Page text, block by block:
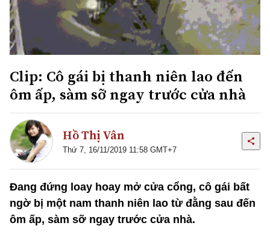
Clip: Cô gái bị thanh niên lao đến
ôm ấp, sàm sỡ ngay trước cửa nhà
Hồ Thị Vân
Thứ 7, 16/11/2019 11:58 GMT+7
Đang đứng loay hoay mở cửa cổng, cô gái bất
ngờ bị một nam thanh niên lao từ đằng sau đến
ôm ấp, sàm sỡ ngay trước cửa nhà.